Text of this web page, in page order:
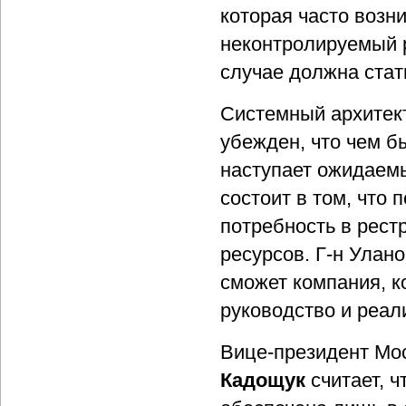
которая часто
неконтролируемый
случае должна
Системный
убежден, что чем
наступает
состоит в том, что
потребность в
ресурсов. Г-н
сможет компания,
руководство и
Вице-президент
Кадощук считает,